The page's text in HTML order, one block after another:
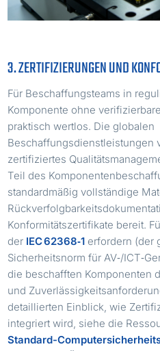
3. ZERTIFIZIERUNGEN UND
Für Beschaffungsteams in
Komponente ohne
praktisch wertlos. Die globalen
Beschaffungsdienstleistungen
zertifiziertes
Teil des
standardmäßig vollständige
Konformitätszertifikate bereit.
der IEC 62368‑1 erfordern (der
Sicherheitsnorm für AV‑/
die beschafften Komponenten
und
detaillierten Einblick, wie
integriert wird, siehe die
Standard-